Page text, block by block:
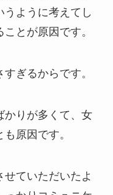
ように考えてし
とが原因です。
ぎるからです。
かりが多くて、女
原因です。
ていただいたよ